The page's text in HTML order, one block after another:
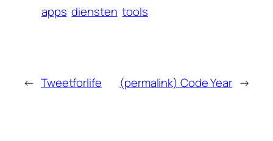
apps diensten tools
← Tweetforlife (permalink) Code Year →